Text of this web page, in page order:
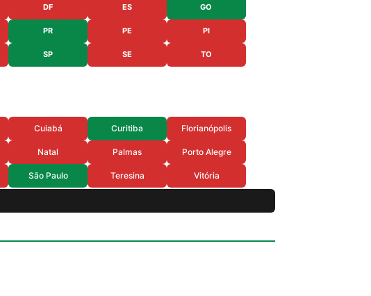
DF ES GO
PR PE PI
SP SE TO
Cuiabá Curitiba Florianópolis
Natal Palmas Porto Alegre
São Paulo Teresina Vitória